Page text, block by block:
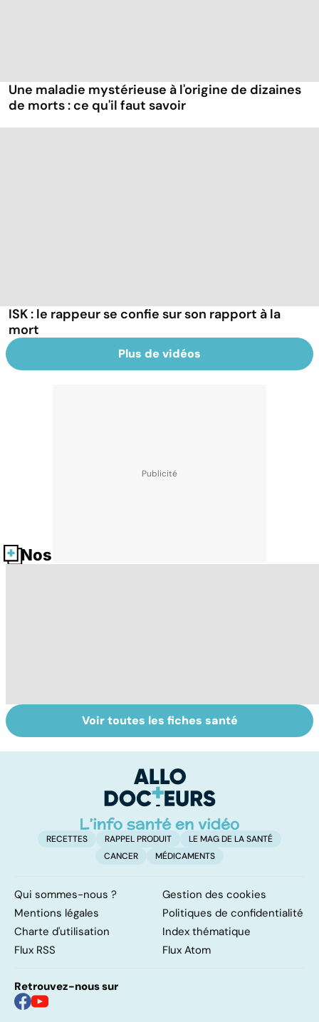
Une maladie mystérieuse à l'origine de dizaines
de morts : ce qu'il faut savoir
ISK : le rappeur se confie sur son rapport à la
mort
Plus de vidéos
Nos fiches santé
La tuberculose
pulmonaire
Tout savoir sur
les infections
Voir toutes les fiches santé
RECETTES RAPPEL PRODUIT
LE MAG DE LA SANTÉ
CANCER
MÉDICAMENTS
Qui sommes-nous ?
Gestion des cookies
Mentions légales
Politiques de confidentialité
Charte d'utilisation
Index thématique
Flux RSS
Flux Atom
Retrouvez-nous sur